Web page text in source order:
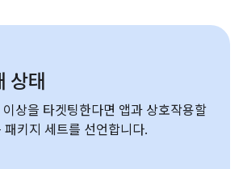
상태
상을 타겟팅한다면 앱과 상호작용할
패키지 세트를 선언합니다.